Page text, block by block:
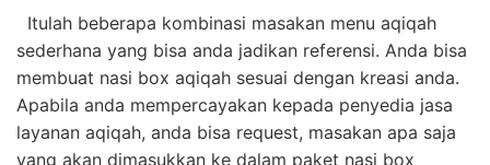
Itulah beberapa kombinasi masakan menu aqiqah
sederhana yang bisa anda jadikan referensi. Anda bisa
membuat nasi box aqiqah sesuai dengan kreasi anda.
Apabila anda mempercayakan kepada penyedia jasa
layanan aqiqah, anda bisa request, masakan apa saja
yang akan dimasukkan ke dalam paket nasi box